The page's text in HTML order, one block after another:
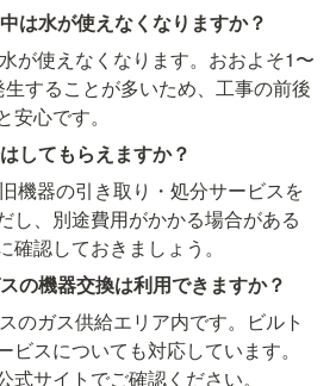
は水が使えなくなりますか？
が使えなくなります。おおよそ1〜
することが多いため、工事の前後
心です。
してもらえますか？
機器の引き取り・処分サービスを
し、別途費用がかかる場合がある
認しておきましょう。
の機器交換は利用できますか？
のガス供給エリア内です。ビルト
ビスについても対応しています。
サイトでご確認ください。